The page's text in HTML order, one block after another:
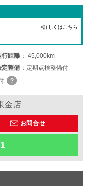
>詳しくはこちら
行距離
45,000km
定整備
定期点検整備付
金店
お問合せ